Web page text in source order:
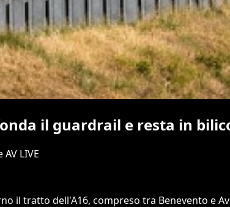
il guardrail e resta in
AV LIVE
il tratto dell'A16, compreso tra Benevento e